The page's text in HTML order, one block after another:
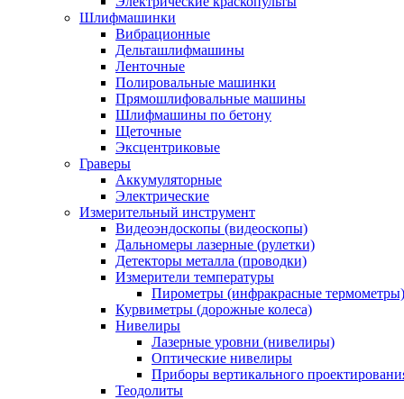
Шлифмашинки
Вибрационные
Дельташлифмашины
Ленточные
Полировальные машинки
Прямошлифовальные машины
Шлифмашины по бетону
Щеточные
Эксцентриковые
Граверы
Аккумуляторные
Электрические
Измерительный инструмент
Видеоэндоскопы (видеоскопы)
Дальномеры лазерные (рулетки)
Детекторы металла (проводки)
Измерители температуры
Пирометры (инфракрасные термометры)
Курвиметры (дорожные колеса)
Нивелиры
Лазерные уровни (нивелиры)
Оптические нивелиры
Приборы вертикального
Теодолиты